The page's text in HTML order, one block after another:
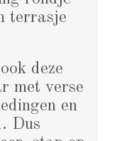
terrasje
deze
met verse
en
Dus